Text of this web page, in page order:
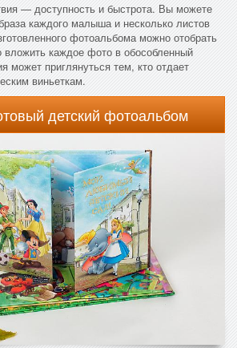
— доступность и быстрота. Вы можете
каждого малыша и несколько листов
фотоальбома можно отобрать
вложить каждое фото в обособленный
может приглянуться тем, кто отдает
виньеткам.
детский фотоальбом